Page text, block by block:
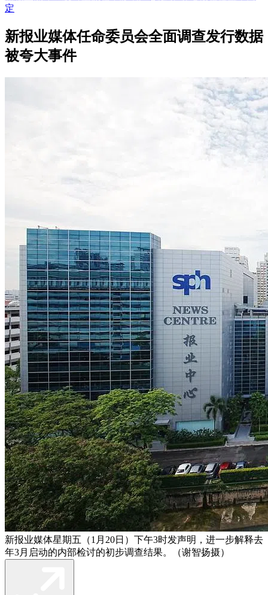
定
新报业媒体任命委员会全面调查发行数据
被夸大事件
新报业媒体星期五（1月20日）下午3时发声明，进一步解释去
年3月启动的内部检讨的初步调查结果。（谢智扬摄）